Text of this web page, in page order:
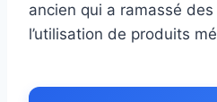
ancien qui a ramassé
l’utilisation de produits